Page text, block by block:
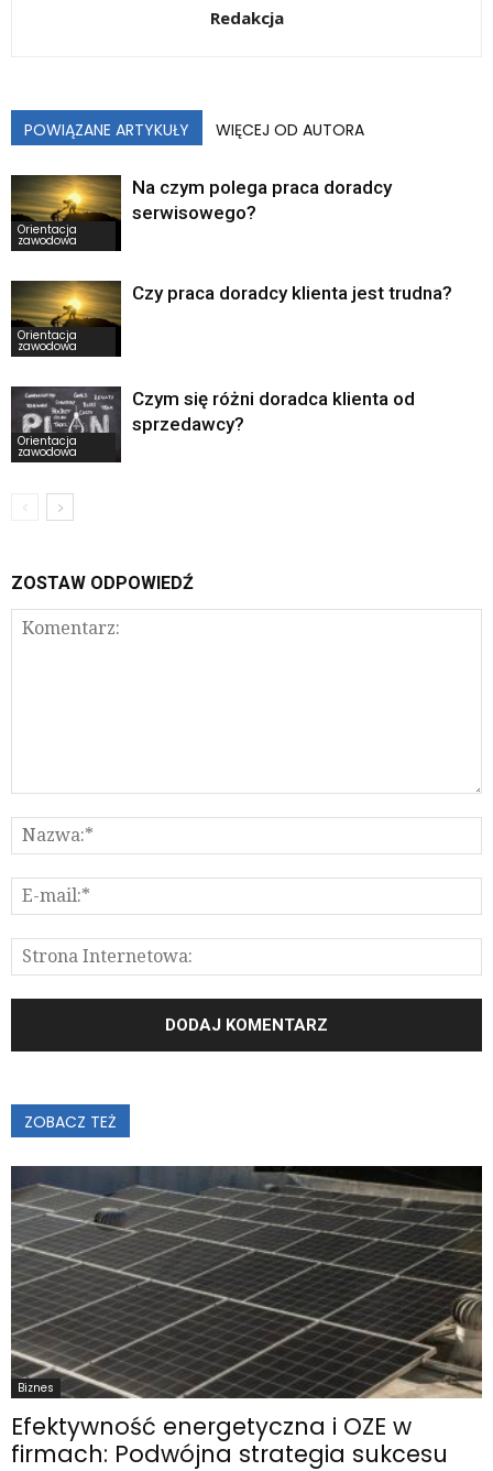
Redakcja
POWIĄZANE ARTYKUŁY WIĘCEJ OD AUTORA
Orientacja
zawodowa
Na czym polega praca doradcy
serwisowego?
Orientacja
zawodowa
Czy praca doradcy klienta jest trudna?
Orientacja
zawodowa
Czym się różni doradca klienta od
sprzedawcy?
ZOSTAW ODPOWIEDŹ
ZOBACZ TEŻ
Biznes
Efektywność energetyczna i OZE w
firmach: Podwójna strategia sukcesu